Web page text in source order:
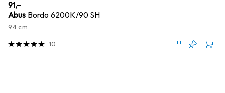
EUR
91,–
Abus Bordo 6200K/90 SH
94 cm
10